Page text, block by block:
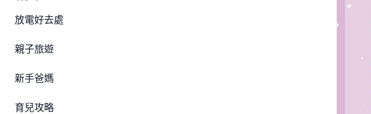
放電好去處
親子旅遊
新手爸媽
育兒攻略